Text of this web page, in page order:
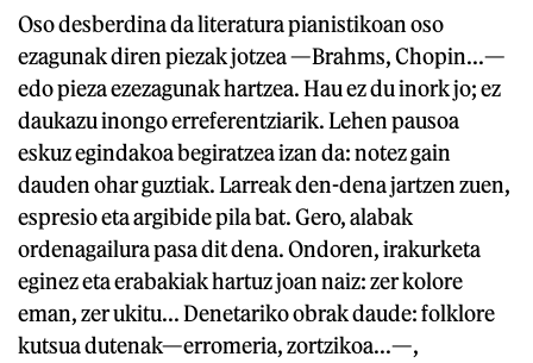
Oso desberdina da literatura pianistikoan oso
ezagunak diren piezak jotzea —Brahms, Chopin...—
edo pieza ezezagunak hartzea. Hau ez du inork jo; ez
daukazu inongo erreferentziarik. Lehen pausoa
eskuz egindakoa begiratzea izan da: notez gain
dauden ohar guztiak. Larreak den-dena jartzen zuen,
espresio eta argibide pila bat. Gero, alabak
ordenagailura pasa dit dena. Ondoren, irakurketa
eginez eta erabakiak hartuz joan naiz: zer kolore
eman, zer ukitu... Denetariko obrak daude: folklore
kutsua dutenak—erromeria, zortzikoa...—,